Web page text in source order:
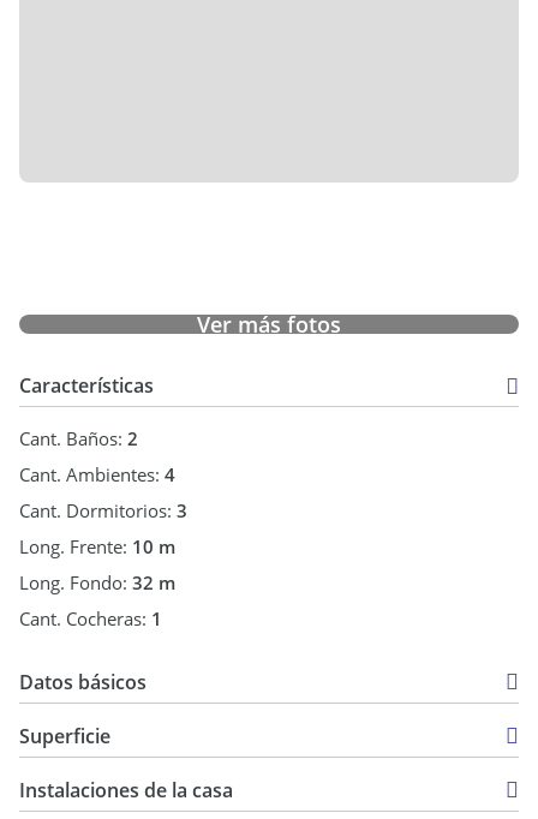
Ver más fotos
Características
Cant. Baños: 2
Cant. Ambientes: 4
Cant. Dormitorios: 3
Long. Frente: 10 m
Long. Fondo: 32 m
Cant. Cocheras: 1
Datos básicos
Venta
USD 350.000
Superficie
342 m2
Instalaciones de la casa